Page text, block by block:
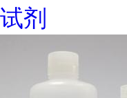
试剂